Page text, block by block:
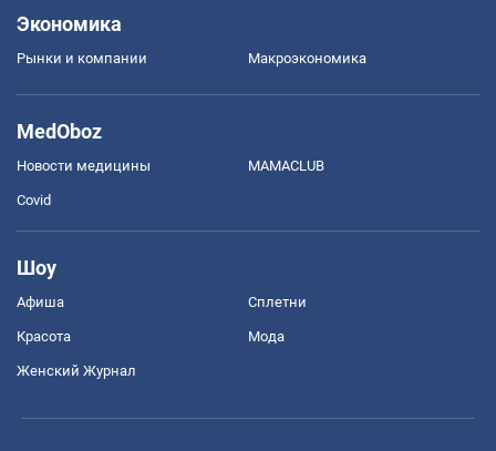
Экономика
Рынки и компании Mакроэкономика
MedOboz
Новости медицины MAMACLUB
Covid
Шоу
Афиша Сплетни
Красота Мода
Женский Журнал